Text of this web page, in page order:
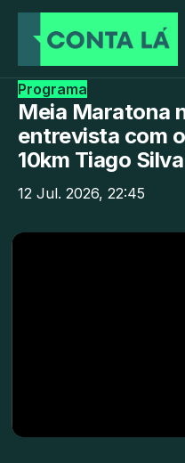
Programa
Meia Maratona
entrevista com
10km Tiago
12 Jul. 2026, 22:45